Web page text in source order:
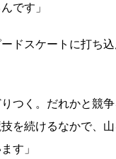
です」
ドスケートに打ち
つく。だれかと競
を続けるなかで、
す」